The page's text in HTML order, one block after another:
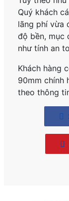
Quý khách
lãng phí vừa
độ bền, mục
như tính an
Khách hàng
90mmchính
theo thông